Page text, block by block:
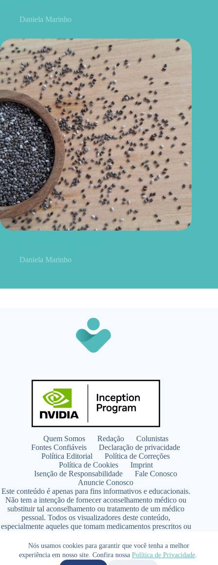
Nós usamos cookies para garantir que você tenha a melhor
experiência em nosso site. Confira nossa Política de Privacidade.
Daniela Marinho
Daniela Marinho
Quem Somos Redação
Colunistas
Fontes Confiáveis
Declaração de privacidade
Política Editorial
Política de Correções
Política de Cookies
Imprint
Isenção de Responsabilidade
Fale Conosco
Anuncie Conosco
Este conteúdo é apenas para fins informativos e educacionais.
Não tem a intenção de fornecer aconselhamento médico ou
substituir tal aconselhamento ou tratamento de um médico
pessoal. Todos os visualizadores deste conteúdo,
especialmente aqueles que tomam medicamentos prescritos ou
qualquer programa de nutrição, suplementação ou estilo de
vida.